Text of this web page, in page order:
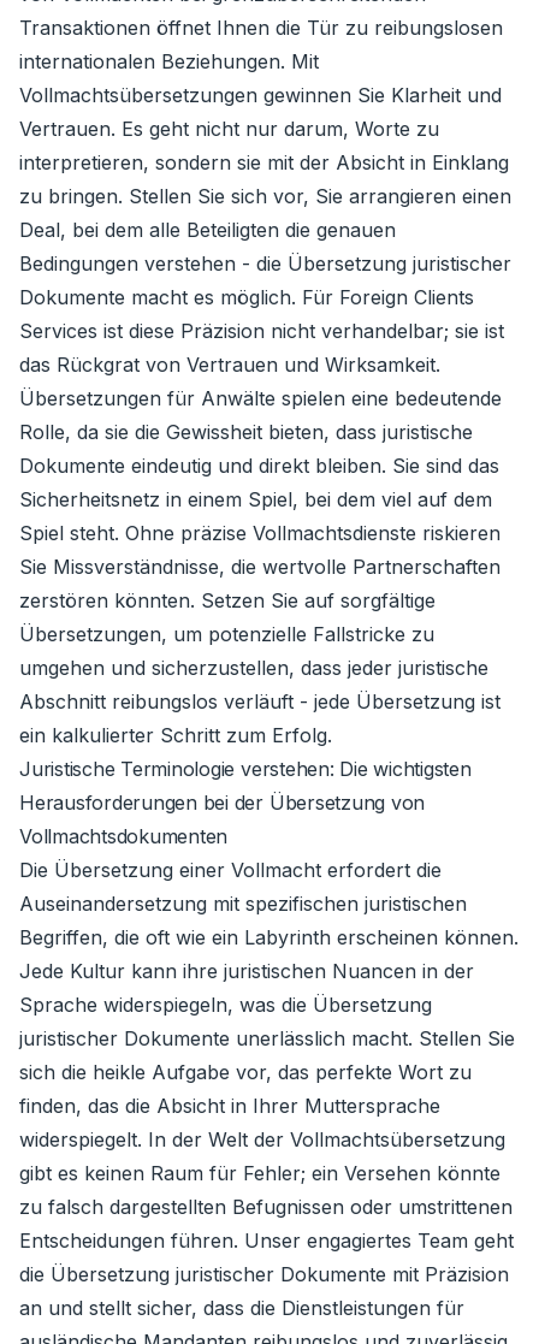
Transaktionen öffnet Ihnen die Tür zu reibungslosen
internationalen Beziehungen. Mit
Vollmachtsübersetzungen gewinnen Sie Klarheit und
Vertrauen. Es geht nicht nur darum, Worte zu
interpretieren, sondern sie mit der Absicht in Einklang
zu bringen. Stellen Sie sich vor, Sie arrangieren einen
Deal, bei dem alle Beteiligten die genauen
Bedingungen verstehen - die Übersetzung juristischer
Dokumente macht es möglich. Für Foreign Clients
Services ist diese Präzision nicht verhandelbar; sie ist
das Rückgrat von Vertrauen und Wirksamkeit.
Übersetzungen für Anwälte spielen eine bedeutende
Rolle, da sie die Gewissheit bieten, dass juristische
Dokumente eindeutig und direkt bleiben. Sie sind das
Sicherheitsnetz in einem Spiel, bei dem viel auf dem
Spiel steht. Ohne präzise Vollmachtsdienste riskieren
Sie Missverständnisse, die wertvolle Partnerschaften
zerstören könnten. Setzen Sie auf sorgfältige
Übersetzungen, um potenzielle Fallstricke zu
umgehen und sicherzustellen, dass jeder juristische
Abschnitt reibungslos verläuft - jede Übersetzung ist
ein kalkulierter Schritt zum Erfolg.
Juristische Terminologie verstehen: Die wichtigsten
Herausforderungen bei der Übersetzung von
Vollmachtsdokumenten
Die Übersetzung einer Vollmacht erfordert die
Auseinandersetzung mit spezifischen juristischen
Begriffen, die oft wie ein Labyrinth erscheinen können.
Jede Kultur kann ihre juristischen Nuancen in der
Sprache widerspiegeln, was die Übersetzung
juristischer Dokumente unerlässlich macht. Stellen Sie
sich die heikle Aufgabe vor, das perfekte Wort zu
finden, das die Absicht in Ihrer Muttersprache
widerspiegelt. In der Welt der Vollmachtsübersetzung
gibt es keinen Raum für Fehler; ein Versehen könnte
zu falsch dargestellten Befugnissen oder umstrittenen
Entscheidungen führen. Unser engagiertes Team geht
die Übersetzung juristischer Dokumente mit Präzision
an und stellt sicher, dass die Dienstleistungen für